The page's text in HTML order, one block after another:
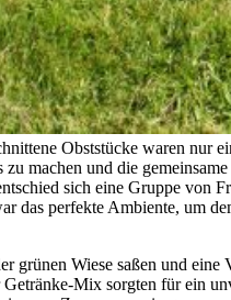
Obststücke waren
machen und die
sich eine Gruppe von
das perfekte Ambiente, um
grünen Wiese saßen und
Mix sorgten für ein